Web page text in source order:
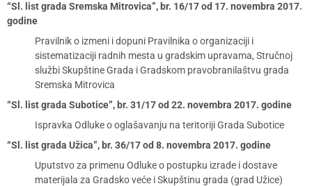
“Sl. list grada Sremska Mitrovica”, br. 16/17 od 17. novembra 2017.
godine
Pravilnik o izmeni i dopuni Pravilnika o organizaciji i
sistematizaciji radnih mesta u gradskim upravama, Stručnoj
službi Skupštine Grada i Gradskom pravobranilaštvu grada
Sremska Mitrovica
“Sl. list grada Subotice”, br. 31/17 od 22. novembra 2017. godine
Ispravka Odluke o oglašavanju na teritoriji Grada Subotice
“Sl. list grada Užica”, br. 36/17 od 8. novembra 2017. godine
Uputstvo za primenu Odluke o postupku izrade i dostave
materijala za Gradsko veće i Skupštinu grada (grad Užice)